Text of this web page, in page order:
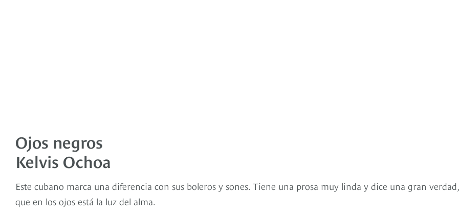
Ojos negros
Kelvis Ochoa
Este cubano marca una diferencia con sus boleros y sones. Tiene una prosa muy linda y dice una gran verdad,
que en los ojos está la luz del alma.